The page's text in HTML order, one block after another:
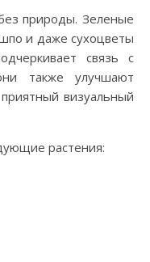
природы. Зеленые
и даже сухоцветы
связь с
также улучшают
визуальный
растения: